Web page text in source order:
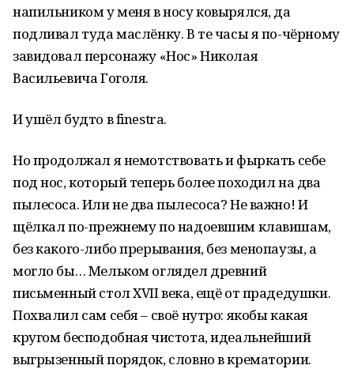
напильником у меня в носу ковырялся, да
подливал туда маслёнку. В те часы я по-чёрному
завидовал персонажу «Нос» Николая
Васильевича Гоголя.
И ушёл будто в finestra.
Но продолжал я немотствовать и фыркать себе
под нос, который теперь более походил на два
пылесоса. Или не два пылесоса? Не важно! И
щёлкал по-прежнему по надоевшим клавишам,
без какого-либо прерывания, без менопаузы, а
могло бы… Мельком оглядел древний
письменный стол XVII века, ещё от прадедушки.
Похвалил сам себя – своё нутро: якобы какая
кругом бесподобная чистота, идеальнейший
выгрызенный порядок, словно в крематории.